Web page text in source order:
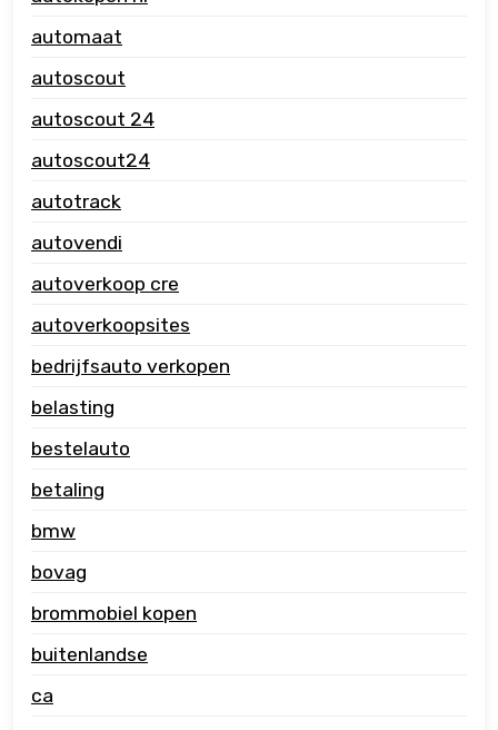
automaat
autoscout
autoscout 24
autoscout24
autotrack
autovendi
autoverkoop cre
autoverkoopsites
bedrijfsauto verkopen
belasting
bestelauto
betaling
bmw
bovag
brommobiel kopen
buitenlandse
ca